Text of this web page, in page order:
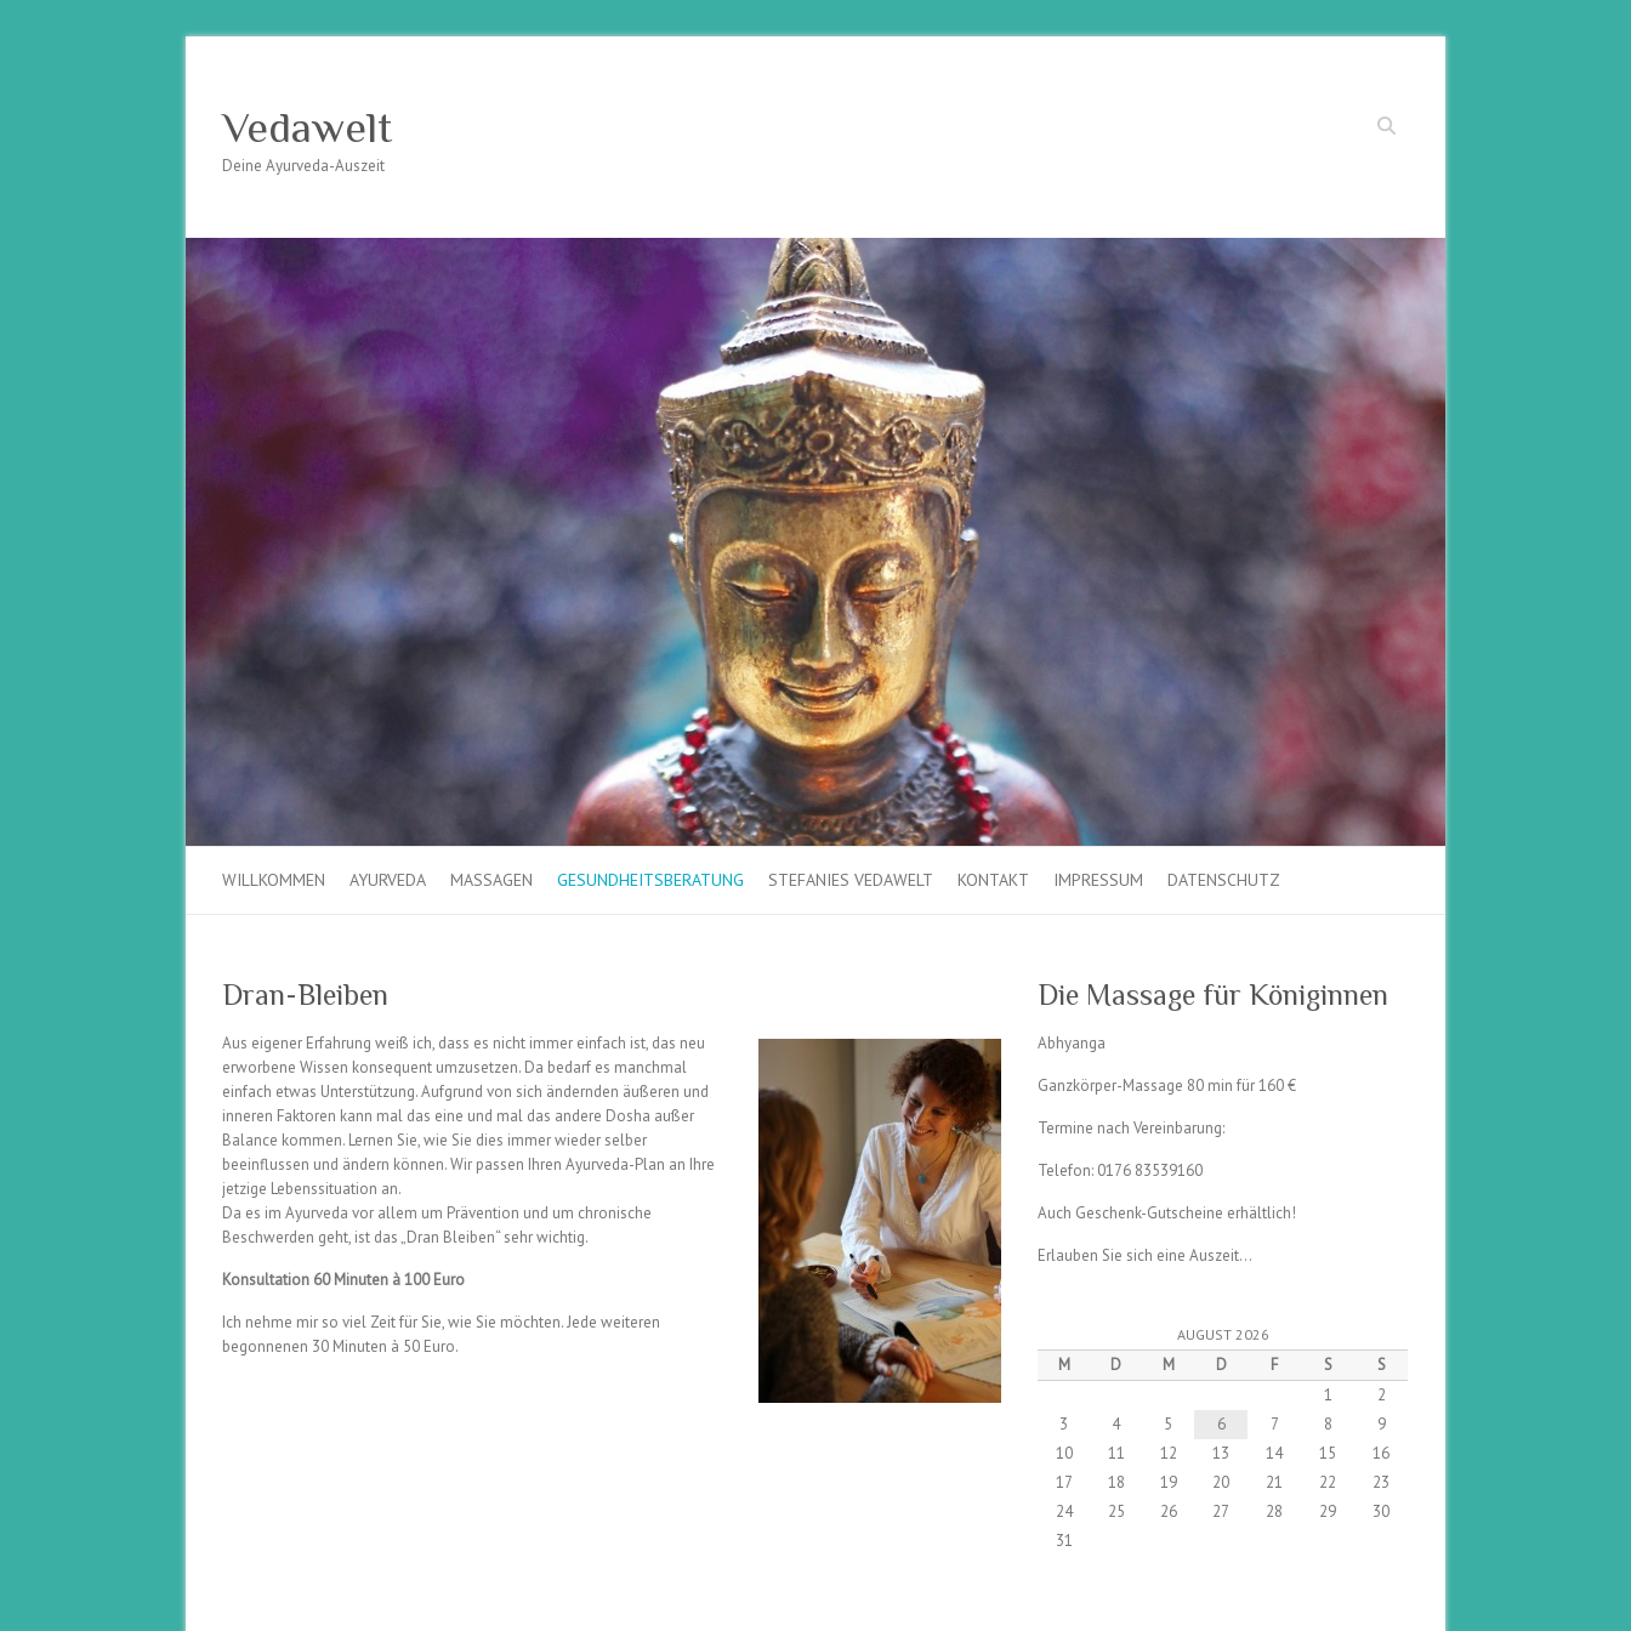
Suchen
Vedawelt
Deine Ayurveda-Auszeit
WILLKOMMEN AYURVEDA MASSAGEN GESUNDHEITSBERATUNG STEFANIES VEDAWELT KONTAKT IMPRESSUM DATENSCHUTZ
Dran-Bleiben
Aus eigener Erfahrung weiß ich, dass es nicht immer einfach ist, das neu
erworbene Wissen konsequent umzusetzen. Da bedarf es manchmal
einfach etwas Unterstützung. Aufgrund von sich ändernden äußeren und
inneren Faktoren kann mal das eine und mal das andere Dosha außer
Balance kommen. Lernen Sie, wie Sie dies immer wieder selber
beeinflussen und ändern können. Wir passen Ihren Ayurveda-Plan an Ihre
jetzige Lebenssituation an.
Da es im Ayurveda vor allem um Prävention und um chronische
Beschwerden geht, ist das „Dran Bleiben“ sehr wichtig.
Konsultation 60 Minuten à 100 Euro
Ich nehme mir so viel Zeit für Sie, wie Sie möchten. Jede weiteren
begonnenen 30 Minuten à 50 Euro.
Die Massage für Königinnen
Abhyanga
Ganzkörper-Massage 80 min für 160 €
Termine nach Vereinbarung:
Telefon: 0176 83539160
Auch Geschenk-Gutscheine erhältlich!
Erlauben Sie sich eine Auszeit…
AUGUST 2026
M D M D F S
S
1
2
3
4 5 6 7 8
9
10
11 12 13 14 15
16
17
18 19 20 21 22
23
24
25 26 27 28 29
30
31